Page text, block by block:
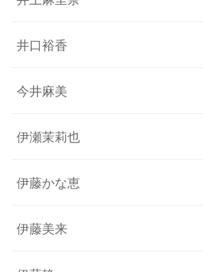
井口裕香
今井麻美
伊瀬茉莉也
伊藤かな恵
伊藤美来